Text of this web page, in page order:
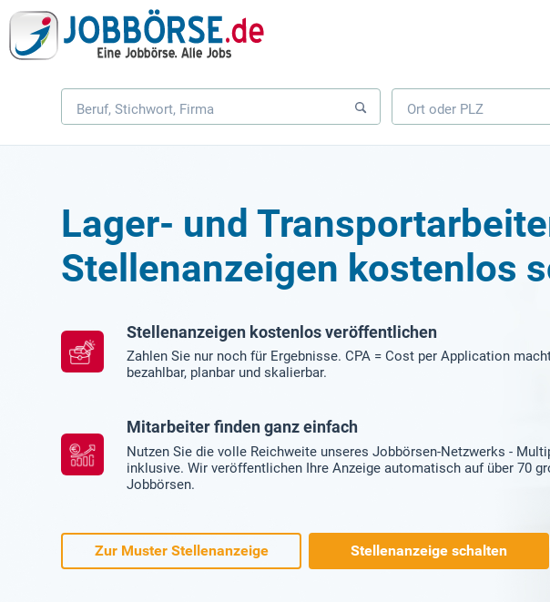
Lager- und
Stellenanzeigen kostenlos
Stellenanzeigen kostenlos veröffentlichen
Zahlen Sie nur noch für Ergebnisse. CPA = Cost per Application
bezahlbar, planbar und skalierbar.
Mitarbeiter finden ganz einfach
Nutzen Sie die volle Reichweite unseres Jobbörsen-Netzwerks -
inklusive. Wir veröffentlichen Ihre Anzeige automatisch auf über 70
Jobbörsen.
Zur Muster Stellenanzeige Stellenanzeige schalten